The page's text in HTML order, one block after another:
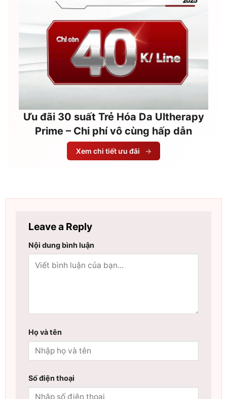
Ưu đãi 30 suất Trẻ Hóa Da Ultherapy
Prime – Chi phí vô cùng hấp dẫn
Xem chi tiết ưu đãi →
Leave a Reply
Nội dung bình luận
Họ và tên
Số điện thoại